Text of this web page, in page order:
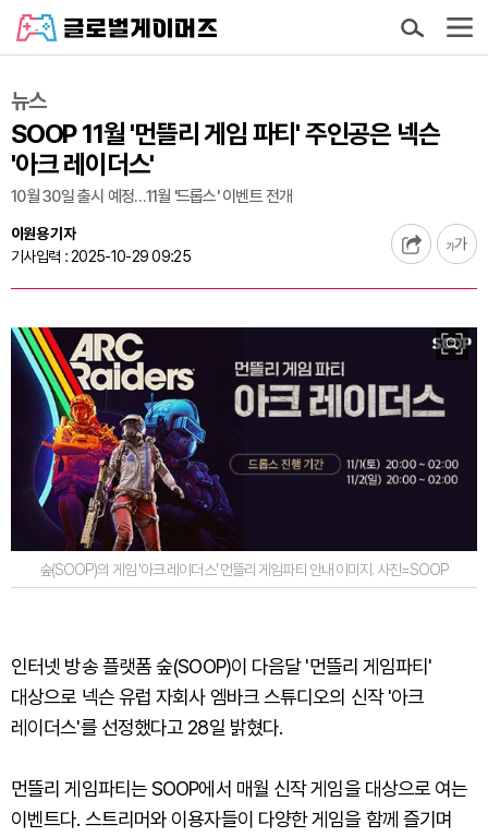
뉴스
SOOP 11월 '먼뜰리 게임 파티' 주인공은 넥슨
'아크 레이더스'
10월 30일 출시 예정…11월 '드롭스' 이벤트 전개
이원용 기자
기사입력 : 2025-10-29 09:25
숲(SOOP)의 게임 '아크 레이더스' 먼뜰리 게임파티 안내 이미지. 사진=SOOP
인터넷 방송 플랫폼 숲(SOOP)이 다음달 '먼뜰리 게임파티'
대상으로 넥슨 유럽 자회사 엠바크 스튜디오의 신작 '아크
레이더스'를 선정했다고 28일 밝혔다.
먼뜰리 게임파티는 SOOP에서 매월 신작 게임을 대상으로 여는
이벤트다. 스트리머와 이용자들이 다양한 게임을 함께 즐기며